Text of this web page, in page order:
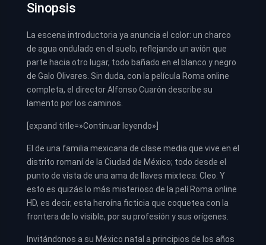
Sinopsis
La escena introductoria ya anuncia el color: un charco
de agua ondulado en el suelo, reflejando un avión que
parte hacia otro lugar, todo bañado en el blanco y negro
de Galo Olivares. Sin duda, con la película Roma online
completa, el director Alfonso Cuarón describe su
lamento por los caminos.
[expand title=»Continuar leyendo»]
El de una familia mexicana de clase media que vive en el
distrito romaní de la Ciudad de México; todo desde el
punto de vista de una ama de llaves mixteca: Cleo. Y
esto es quizás lo más misterioso de la pelí Roma online
HD, es decir, esta heroína ficticia que coquetea con la
frontera de lo visible, por su profesión y sus orígenes.
Invitándonos a su México natal a principios de los años